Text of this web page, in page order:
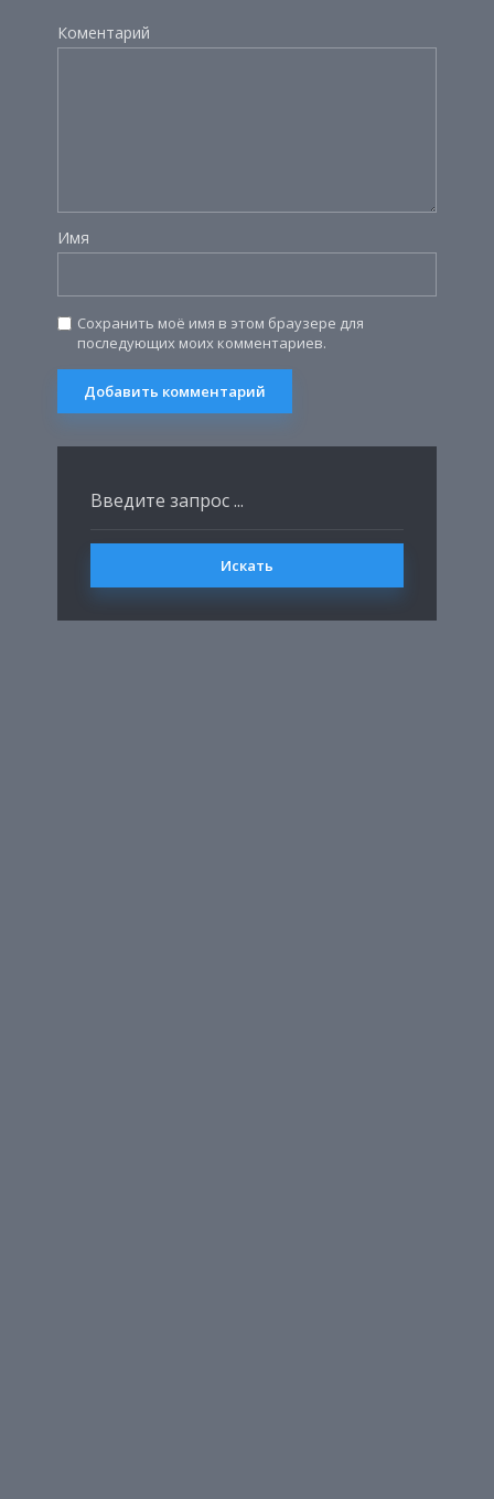
Коментарий
Имя
Сохранить моё имя в этом браузере для
последующих моих комментариев.
Искать